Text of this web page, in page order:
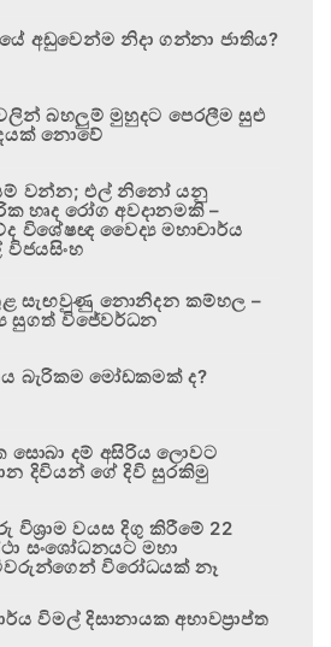
අඩුවෙන්ම නිදා ගන්නා ජාතිය?
බහලුම් මුහුදට පෙරලීම සුළු
නොවේ
වන්න; එල් නිනෝ යනු
හෘද රෝග අවදානමකි –
විශේෂඥ වෛද්‍ය මහාචාර්ය
විජයසිංහ
සැඟවුණු නොනිදන කම්හල –
සුගත් විජේවර්ධන
බැරිකම මෝඩකමක් ද?
සොබා දම් අසිරිය ලොවට
දිවියන් ගේ දිවි සුරකිමු
විශ්‍රාම වයස දිගු කිරීමේ 22
සංශෝධනයට මහා
විරෝධයක් නෑ
විමල් දිසානායක අභාවප්‍රාප්ත